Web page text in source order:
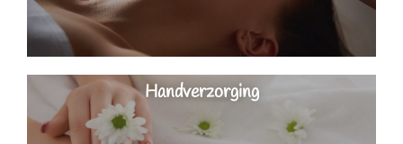
Handverzorging